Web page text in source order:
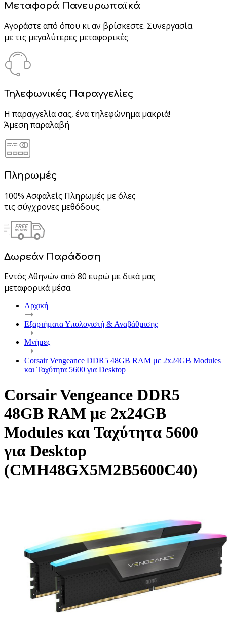
Μεταφορά Πανευρωπαϊκά
Αγοράστε από όπου κι αν βρίσκεστε. Συνεργασία
με τις μεγαλύτερες μεταφορικές
Τηλεφωνικές Παραγγελίες
Η παραγγελία σας, ένα τηλεφώνημα μακριά!
Άμεση παραλαβή
Πληρωμές
100% Ασφαλείς Πληρωμές με όλες
τις σύγχρονες μεθόδους.
Δωρεάν Παράδοση
Εντός Αθηνών από 80 ευρώ με δικά μας
μεταφορικά μέσα
Αρχική
Εξαρτήματα Υπολογιστή & Αναβάθμισης
Μνήμες
Corsair Vengeance DDR5 48GB RAM με 2x24GB Modules
και Ταχύτητα 5600 για Desktop
Corsair Vengeance DDR5
48GB RAM με 2x24GB
Modules και Ταχύτητα 5600
για Desktop
(CMH48GX5M2B5600C40)